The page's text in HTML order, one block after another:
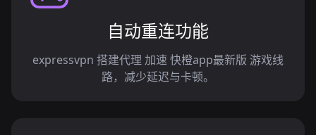
自动重连功能
expressvpn 搭建代理 加速 快橙app最新版 游戏线
路，减少延迟与卡顿。